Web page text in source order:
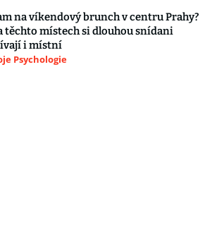
na víkendový brunch v centru Prahy?
těchto místech si dlouhou snídani
i místní
Psychologie